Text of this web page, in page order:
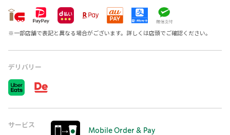
※一部店舗で表記と異なる場合がございます。詳しくは店頭でご確認ください。
デリバリー
サービス
Mobile Order & Pay